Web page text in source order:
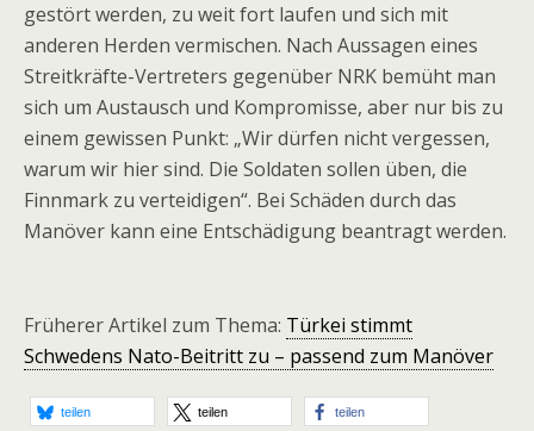
gestört werden, zu weit fort laufen und sich mit
anderen Herden vermischen. Nach Aussagen eines
Streitkräfte-Vertreters gegenüber NRK bemüht man
sich um Austausch und Kompromisse, aber nur bis zu
einem gewissen Punkt: „Wir dürfen nicht vergessen,
warum wir hier sind. Die Soldaten sollen üben, die
Finnmark zu verteidigen“. Bei Schäden durch das
Manöver kann eine Entschädigung beantragt werden.
Früherer Artikel zum Thema: Türkei stimmt
Schwedens Nato-Beitritt zu – passend zum Manöver
teilen teilen teilen